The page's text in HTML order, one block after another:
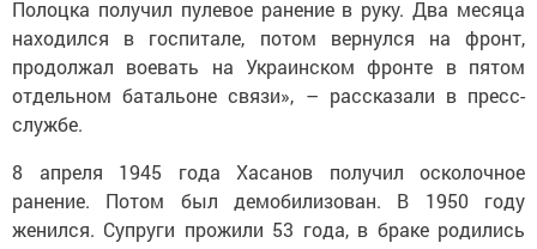
Полоцка получил пулевое ранение в руку. Два месяца
находился в госпитале, потом вернулся на фронт,
продолжал воевать на Украинском фронте в пятом
отдельном батальоне связи», – рассказали в пресс-
службе.
8 апреля 1945 года Хасанов получил осколочное
ранение. Потом был демобилизован. В 1950 году
женился. Супруги прожили 53 года, в браке родились